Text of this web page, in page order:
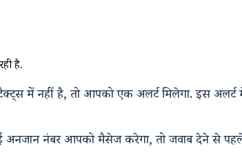
है.
नहीं है, तो आपको एक अलर्ट मिलेगा. इस अलर्ट में
नंबर आपको मैसेज करेगा, तो जवाब देने से